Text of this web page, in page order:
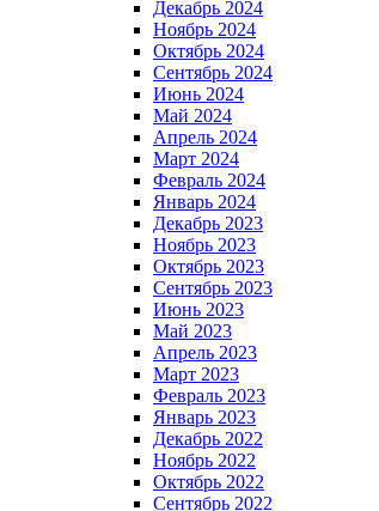
Декабрь 2024
Ноябрь 2024
Октябрь 2024
Сентябрь 2024
Июнь 2024
Май 2024
Апрель 2024
Март 2024
Февраль 2024
Январь 2024
Декабрь 2023
Ноябрь 2023
Октябрь 2023
Сентябрь 2023
Июнь 2023
Май 2023
Апрель 2023
Март 2023
Февраль 2023
Январь 2023
Декабрь 2022
Ноябрь 2022
Октябрь 2022
Сентябрь 2022